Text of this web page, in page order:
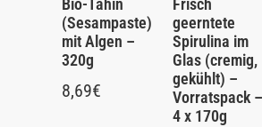
Bio-Tahin
(Sesampaste)
mit Algen –
320g
8,69€
Frisch
geerntete
Spirulina im
Glas (cremig,
gekühlt) –
Vorratspack –
4 x 170g